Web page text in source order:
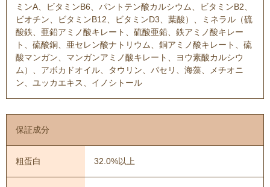
ミンA、ビタミンB6、パントテン酸カルシウム、ビタミンB2、
ビオチン、ビタミンB12、ビタミンD3、葉酸）、ミネラル（硫
酸鉄、亜鉛アミノ酸キレート、硫酸亜鉛、鉄アミノ酸キレー
ト、硫酸銅、亜セレン酸ナトリウム、銅アミノ酸キレート、硫
酸マンガン、マンガンアミノ酸キレート、ヨウ素酸カルシウ
ム）、アボカドオイル、タウリン、パセリ、海藻、メチオニ
ン、ユッカエキス、イノシトール
保証成分
粗蛋白 32.0%以上